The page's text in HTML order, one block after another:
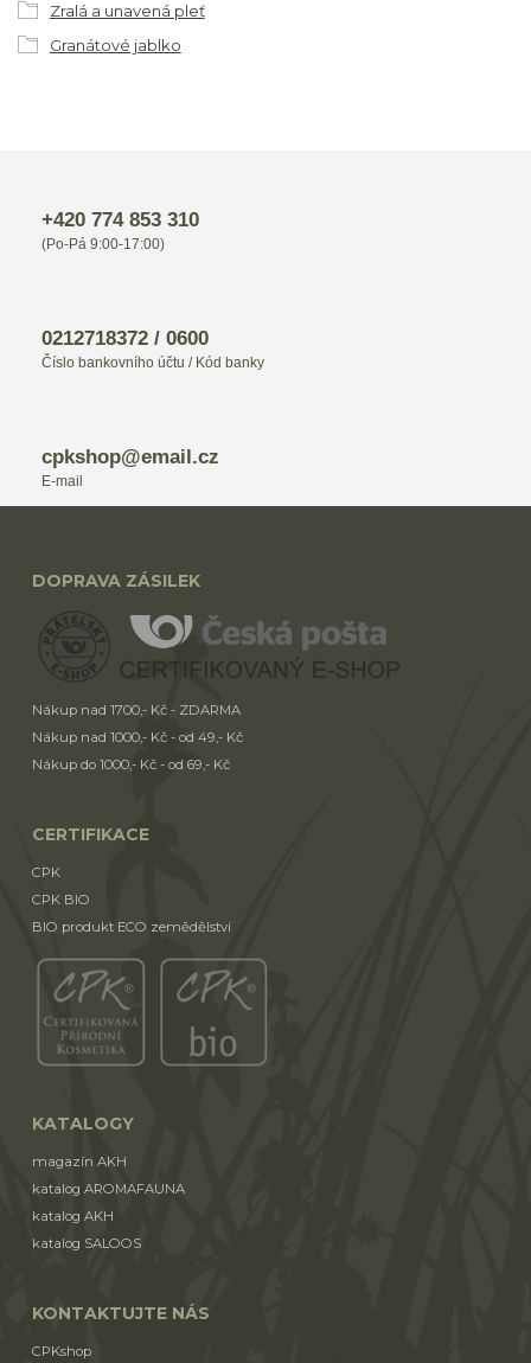
Zralá a unavená pleť
Granátové jablko
+420 774 853 310
(Po-Pá 9:00-17:00)
0212718372 / 0600
Číslo bankovního účtu / Kód banky
cpkshop@email.cz
E-mail
DOPRAVA ZÁSILEK
Nákup nad 1700,- Kč - ZDARMA
Nákup nad 1000,- Kč - od 49,- Kč
Nákup do 1000,- Kč - od 69,- Kč
CERTIFIKACE
CPK
CPK BIO
BIO produkt ECO zemědělství
KATALOGY
magazín AKH
katalog AROMAFAUNA
katalog AKH
katalog SALOOS
KONTAKTUJTE NÁS
CPKshop